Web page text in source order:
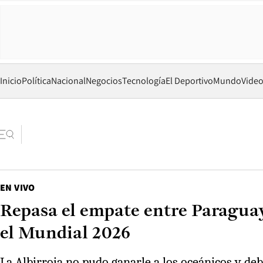
InicioPolíticaNacionalNegociosTecnologíaEl DeportivoMundo
EN VIVO
Repasa el empate entre
el Mundial 2026